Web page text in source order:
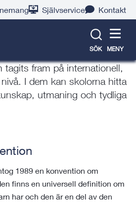
Självservice Kontakt
SÖK MENY
för skolor
skolor regleras av en rad
fram på internationell,
I dem kan skolorna hitta
utmaning och tydliga
1989 en konvention om
finns en universell definition om
har och den är en del av den